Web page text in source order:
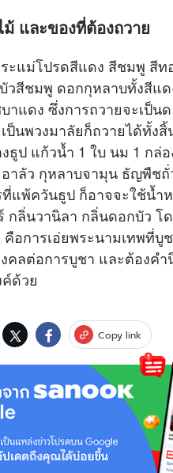
และของที่ต้องถวาย
ะแม่โปรดสีแดง​ สีชมพู สี
วสีชมพู ดอกกุหลาบทั้งสีแ
าแดง ซึ่งการถวายจะเป็
ป็นพวงมาลัยก็ถวายได้ทั้ง
ธูป​ แก้วน้ำ 1 ใบ​ นม 1 ก
าลัว​ กุหลาบจามุน​ ธัญพืช
ที่แพ้ควันธูป ก็อาจจะใช้น้
กลิ่นวานิลา​ กลิ่นดอกบัว​
อ​การเอ่ยพระนามเทพที่บู
คลต่อการบูชา และต้องค
ด้วย
Copy link